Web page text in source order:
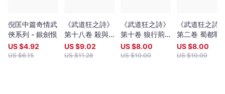
倪匡中篇奇情武
俠系列 - 銀劍恨
US $4.92
US $6.15
《武道狂之詩》
第十八卷 殺與
禪
US $9.02
US $11.28
《武道狂之詩》
第十卷 狼行荊
楚
US $8.00
US $10.00
《武道狂之詩
第二卷 蜀都戰
歌
US $8.00
US $10.00